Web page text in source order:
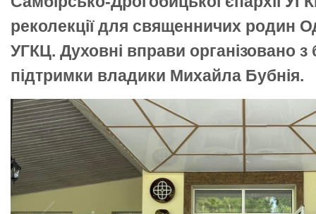
реколекції для священничих родин
УГКЦ. Духовні вправи організовано з
підтримки владики Михайла Бубнія.